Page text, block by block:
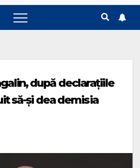
după declarațiile
să-și dea demisia